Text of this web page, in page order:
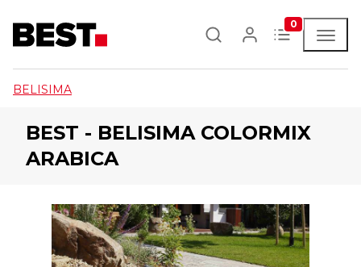
0
BELISIMA
BEST - BELISIMA COLORMIX
ARABICA